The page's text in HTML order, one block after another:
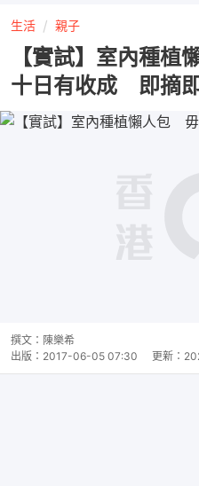
生活 親子
【實試】室內種
十日有收成 即摘
撰文： 陳樂希
出版： 2017-06-05 07:30 更新：